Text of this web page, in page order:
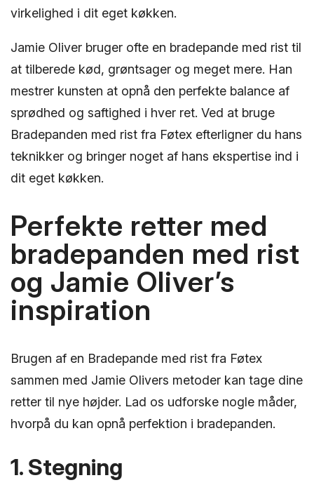
virkelighed i dit eget køkken.
Jamie Oliver bruger ofte en bradepande med rist til
at tilberede kød, grøntsager og meget mere. Han
mestrer kunsten at opnå den perfekte balance af
sprødhed og saftighed i hver ret. Ved at bruge
Bradepanden med rist fra Føtex efterligner du hans
teknikker og bringer noget af hans ekspertise ind i
dit eget køkken.
Perfekte retter med
bradepanden med rist
og Jamie Oliver’s
inspiration
Brugen af en Bradepande med rist fra Føtex
sammen med Jamie Olivers metoder kan tage dine
retter til nye højder. Lad os udforske nogle måder,
hvorpå du kan opnå perfektion i bradepanden.
1. Stegning